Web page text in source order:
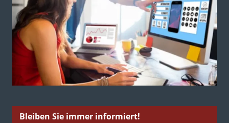
Bleiben Sie immer informiert!